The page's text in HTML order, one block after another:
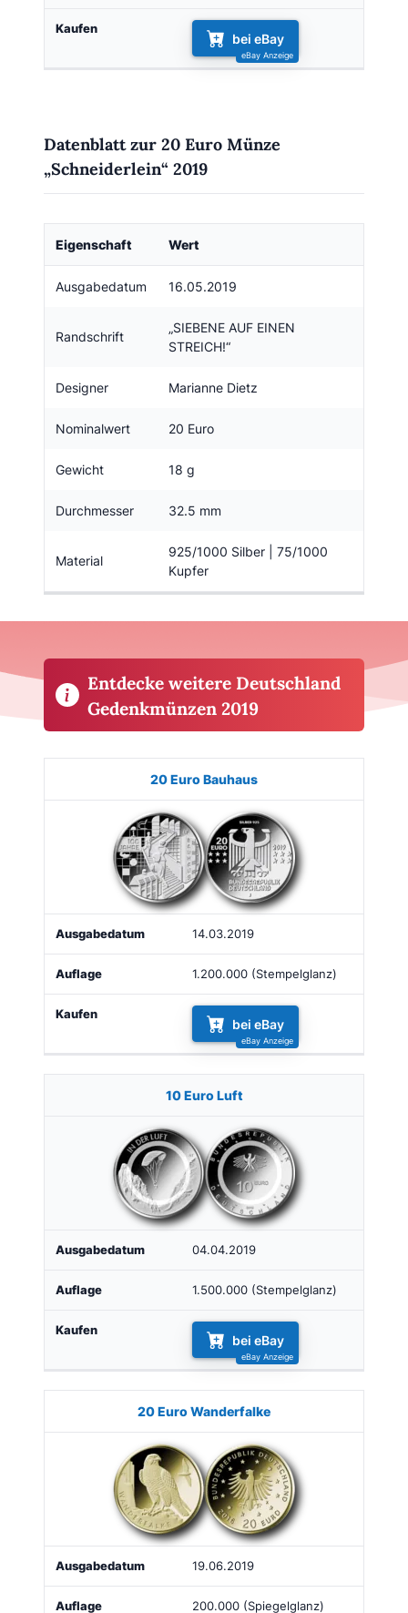
bei eBay
Datenblatt zur 20 Euro Münze
„Schneiderlein“ 2019
Eigenschaft Wert
Ausgabedatum 16.05.2019
Randschrift
„SIEBENE AUF EINEN
STREICH!“
Designer Marianne Dietz
Nominalwert 20 Euro
Gewicht 18 g
Durchmesser 32.5 mm
Material
925/1000 Silber | 75/1000
Kupfer
Entdecke weitere Deutschland
Gedenkmünzen 2019
Ausgabe Auflage
20 Euro Bauhaus
14.03.2019
1.200.000 (Stempelglanz)
bei eBay
10 Euro Luft
04.04.2019
1.500.000 (Stempelglanz)
bei eBay
20 Euro Wanderfalke
19.06.2019
200.000 (Spiegelglanz)